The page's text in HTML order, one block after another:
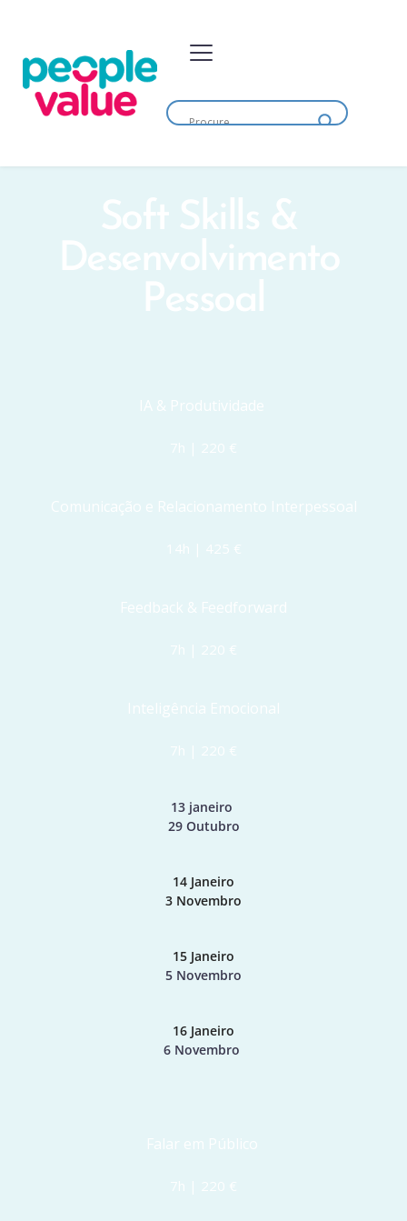
Soft Skills &
Desenvolvimento
Pessoal
IA & Produtividade
7h | 220 €
Comunicação e Relacionamento Interpessoal
14h | 425 €
Feedback & Feedforward
7h | 220 €
Inteligência Emocional
7h | 220 €
13 janeiro
29 Outubro
14 Janeiro
3 Novembro
15 Janeiro
5 Novembro
16 Janeiro
6 Novembro
Falar em Público
7h | 220 €